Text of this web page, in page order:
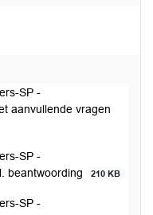
SP -
aanvullende vragen
SP -
beantwoording
210 KB
SP -